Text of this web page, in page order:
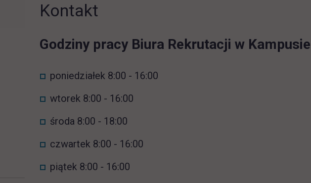
Kontakt
Godziny pracy Biura Rekrutacji w
poniedziałek 8:00 - 16:00
wtorek 8:00 - 16:00
środa 8:00 - 18:00
czwartek 8:00 - 16:00
piątek 8:00 - 16:00